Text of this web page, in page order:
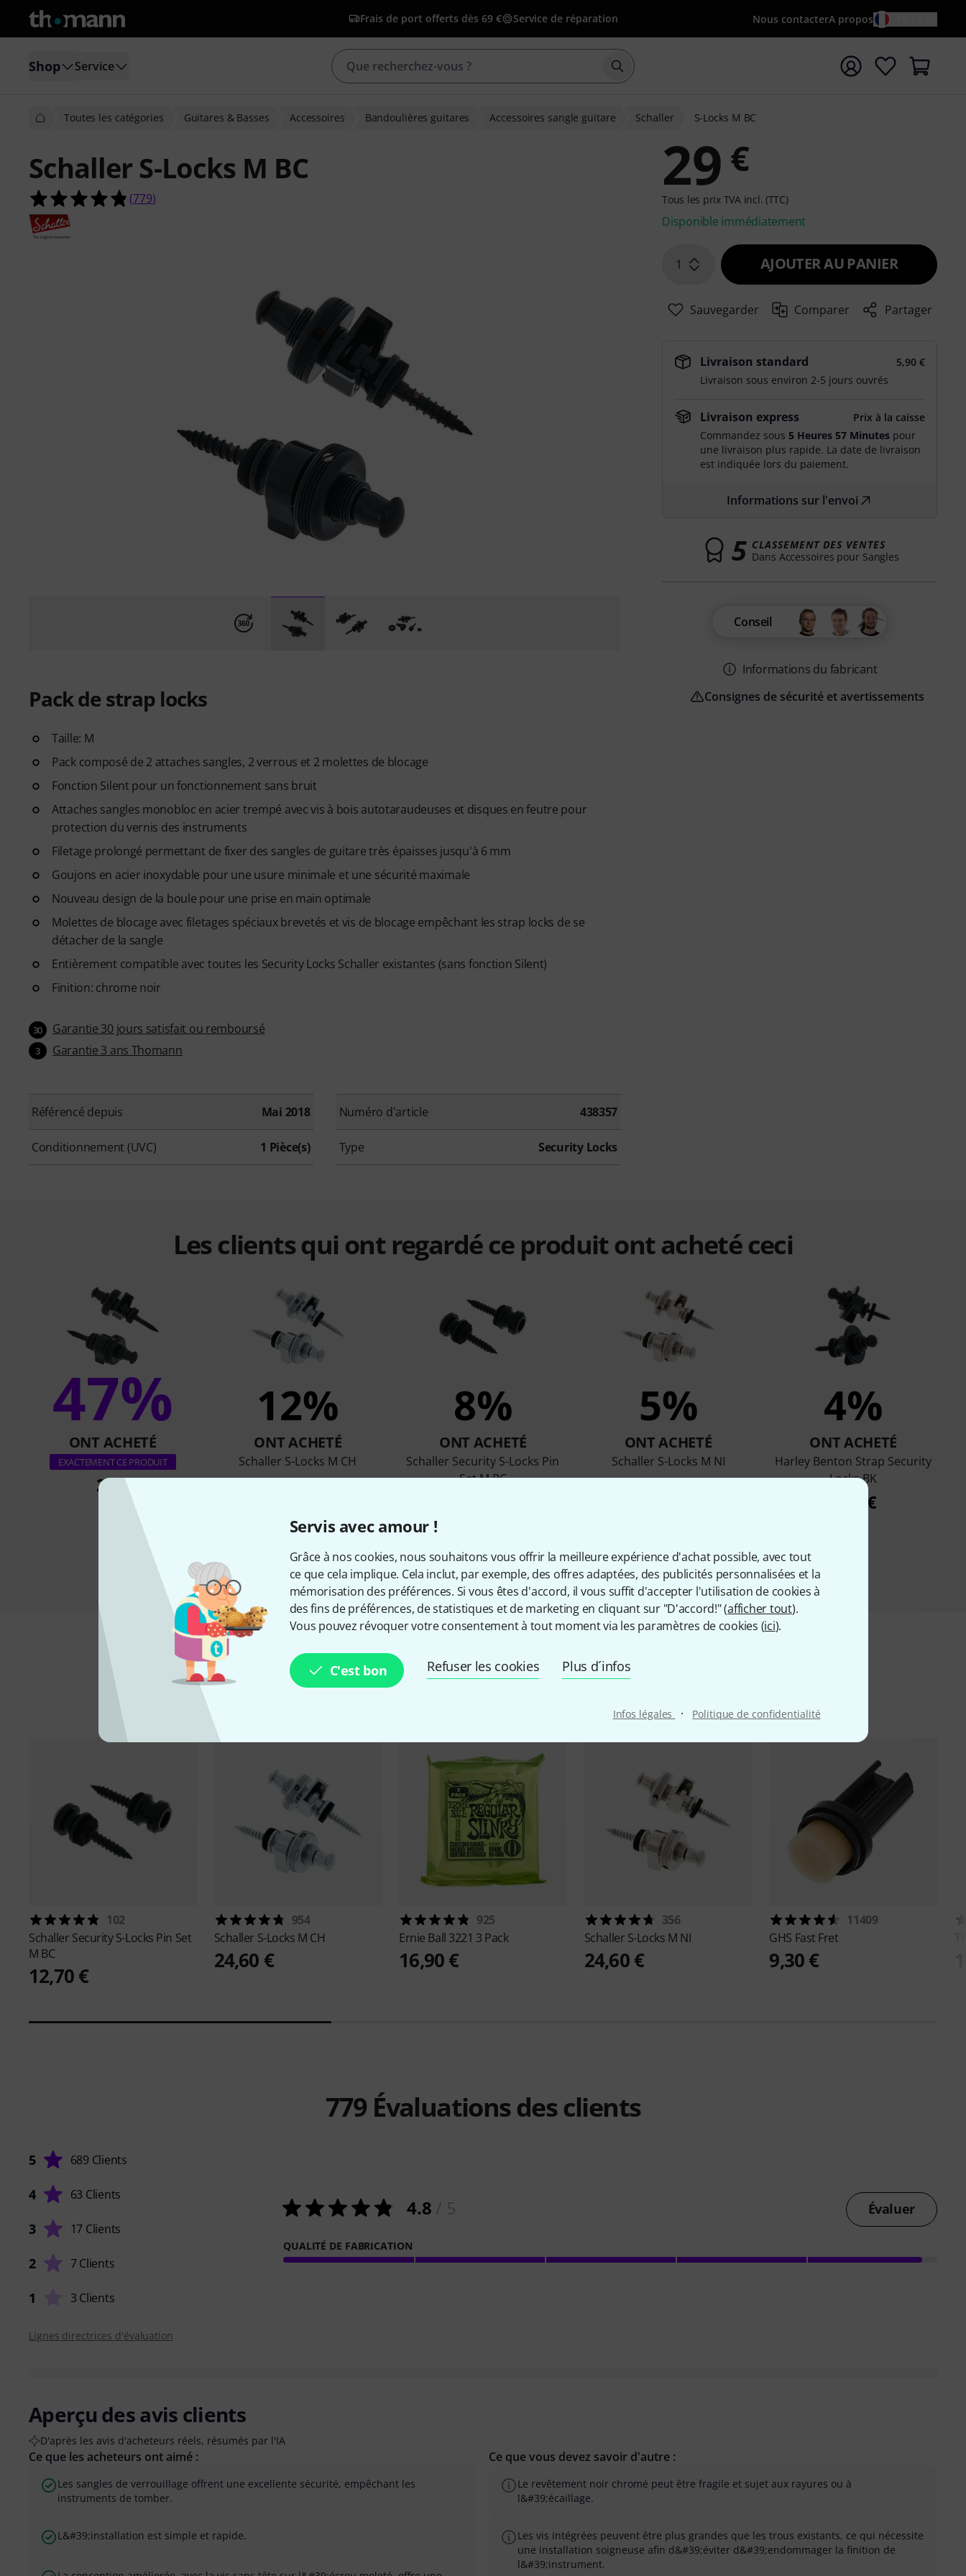
Servis avec amour !
Grâce à nos cookies, nous souhaitons vous offrir la meilleure expérience d'achat possible, avec tout
ce que cela implique. Cela inclut, par exemple, des offres adaptées, des publicités personnalisées et la
mémorisation des préférences. Si vous êtes d'accord, il vous suffit d'accepter l'utilisation de cookies à
des fins de préférences, de statistiques et de marketing en cliquant sur "D'accord!" (afficher tout).
Vous pouvez révoquer votre consentement à tout moment via les paramètres de cookies (ici).
C'est bon Refuser les cookies Plus d´infos
Infos légales · Politique de confidentialité
Frais de port offerts dès 69 € Service de réparation Nous contacterA propos
Shop Service Démarrer la recherche avec le terme de recherche
Toutes les catégories Guitares & Basses Accessoires Bandoulières guitares Accessoires sangle guitare Schaller S-Locks M BC
Schaller S-Locks M BC
4.8 étoiles sur 5 d'après 779 évaluations clients
(779)
Pack de strap locks
Taille: M
Pack composé de 2 attaches sangles, 2 verrous et 2 molettes de blocage
Fonction Silent pour un fonctionnement sans bruit
Attaches sangles monobloc en acier trempé avec vis à bois autotaraudeuses et disques en feutre pour
protection du vernis des instruments
Filetage prolongé permettant de fixer des sangles de guitare très épaisses jusqu'à 6 mm
Goujons en acier inoxydable pour une usure minimale et une sécurité maximale
Nouveau design de la boule pour une prise en main optimale
Molettes de blocage avec filetages spéciaux brevetés et vis de blocage empêchant les strap locks de se
détacher de la sangle
Entièrement compatible avec toutes les Security Locks Schaller existantes (sans fonction Silent)
Finition: chrome noir
30 Garantie 30 jours satisfait ou remboursé
3 Garantie 3 ans Thomann
Référencé depuis Mai 2018 Numéro d'article 438357
Conditionnement (UVC) 1 Pièce(s) Type Security Locks
29 €
Tous les prix TVA incl. (TTC)
Disponible immédiatement
1 AJOUTER AU PANIER
Sauvegarder Comparer Partager
Livraison standard
5,90 €
Livraison sous environ 2-5 jours ouvrés
Livraison express
Prix à la caisse
Commandez sous 5 Heures 57 Minutes pour
une livraison plus rapide. La date de livraison
est indiquée lors du paiement.
Informations sur l'envoi
5 CLASSEMENT DES VENTES
Dans Accessoires pour Sangles
Conseil
Informations du fabricant
Consignes de sécurité et avertissements
Les clients qui ont regardé ce produit ont acheté ceci
47%
ONT ACHETÉ
EXACTEMENT CE PRODUIT
29 €
12%
ONT ACHETÉ
Schaller S-Locks M CH
24,60 €
8%
ONT ACHETÉ
Schaller Security S-Locks Pin
Set M BC
5%
ONT ACHETÉ
Schaller S-Locks M NI
24,60 €
4%
ONT ACHETÉ
Harley Benton Strap Security
Locks BK
5,90 €
Comparer
Accessoires & articles appropriés
102
Schaller Security S-Locks Pin Set
M BC
12,70 €
954
Schaller S-Locks M CH
24,60 €
925
Ernie Ball 3221 3 Pack
16,90 €
356
Schaller S-Locks M NI
24,60 €
11409
GHS Fast Fret
9,30 €
779 Évaluations des clients
5 689 Clients
4 63 Clients
3 17 Clients
2 7 Clients
1 3 Clients
4.8 Évaluer
QUALITÉ DE FABRICATION
Lignes directrices d'évaluation
Aperçu des avis clients
D'après les avis d'acheteurs réels, résumés par l'IA
Ce que les acheteurs ont aimé :
Les sangles de verrouillage offrent une excellente sécurité, empêchant les
instruments de tomber.
L&#39;installation est simple et rapide.
Ce que vous devez savoir d'autre :
Le revêtement noir chromé peut être fragile et sujet aux rayures ou à
l&#39;écaillage.
Les vis intégrées peuvent être plus grandes que les trous existants, ce qui nécessite
une installation soigneuse afin d&#39;éviter d&#39;endommager la finition de
l&#39;instrument.